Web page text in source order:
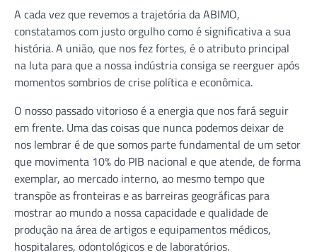
A cada vez que revemos a trajetória da ABIMO,
constatamos com justo orgulho como é significativa a sua
história. A união, que nos fez fortes, é o atributo principal
na luta para que a nossa indústria consiga se reerguer após
momentos sombrios de crise política e econômica.
O nosso passado vitorioso é a energia que nos fará seguir
em frente. Uma das coisas que nunca podemos deixar de
nos lembrar é de que somos parte fundamental de um setor
que movimenta 10% do PIB nacional e que atende, de forma
exemplar, ao mercado interno, ao mesmo tempo que
transpõe as fronteiras e as barreiras geográficas para
mostrar ao mundo a nossa capacidade e qualidade de
produção na área de artigos e equipamentos médicos,
hospitalares, odontológicos e de laboratórios.